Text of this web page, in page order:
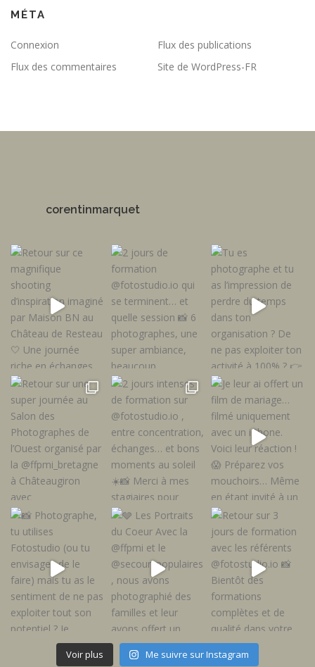
MÉTA
Connexion
Flux des publications
Flux des commentaires
Site de WordPress-FR
corentinmarquet
Voir plus Me suivre sur Instagram